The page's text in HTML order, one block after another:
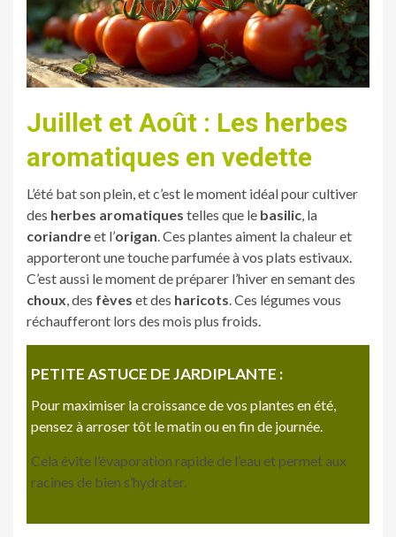
Juillet et Août : Les herbes
aromatiques en vedette
L’été bat son plein, et c’est le moment idéal pour cultiver
des herbes aromatiques telles que le basilic, la
coriandreet l’origan. Ces plantes aiment la chaleur et
apporteront une touche parfumée à vos plats estivaux.
C’est aussi le moment de préparer l’hiver en semant des
choux, des fèves et des haricots. Ces légumes vous
réchaufferont lors des mois plus froids.
PETITE ASTUCE DE JARDIPLANTE :
Pour maximiser la croissance de vos plantes en été,
pensez à arroser tôt le matin ou en fin de journée.
Cela évite l’évaporation rapide de l’eau et permet aux
racines de bien s’hydrater.